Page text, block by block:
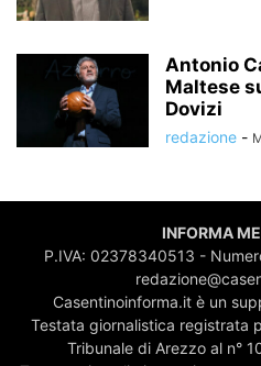
Antonio
Maltese
Dovizi
redazione -
INFORMA
P.IVA: 02378340513 -
Casentinoinforma.it è un
Testata giornalistica registrata
Tribunale di Arezzo al n°